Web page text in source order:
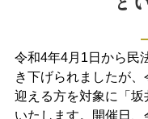
令和4年4月1日から民
き下げられましたが
迎える方を対象に「
いたします。開催日